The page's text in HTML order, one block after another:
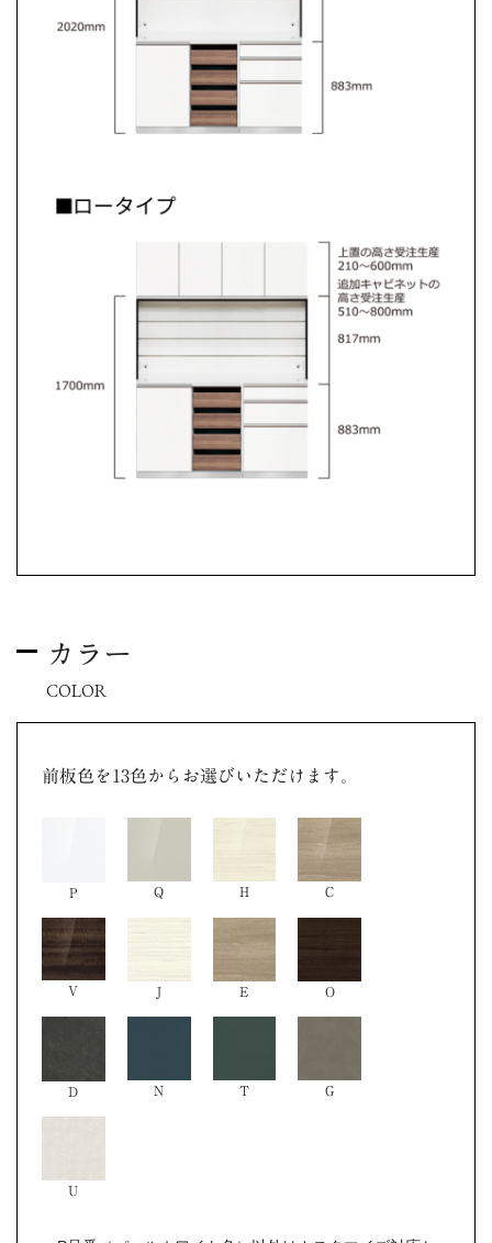
カラー
COLOR
前板色を13色からお選びいただけます。
P Q H C
V J E O
D N T G
U